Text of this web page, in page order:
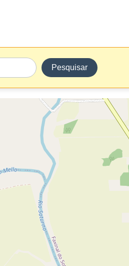
Pesquisar